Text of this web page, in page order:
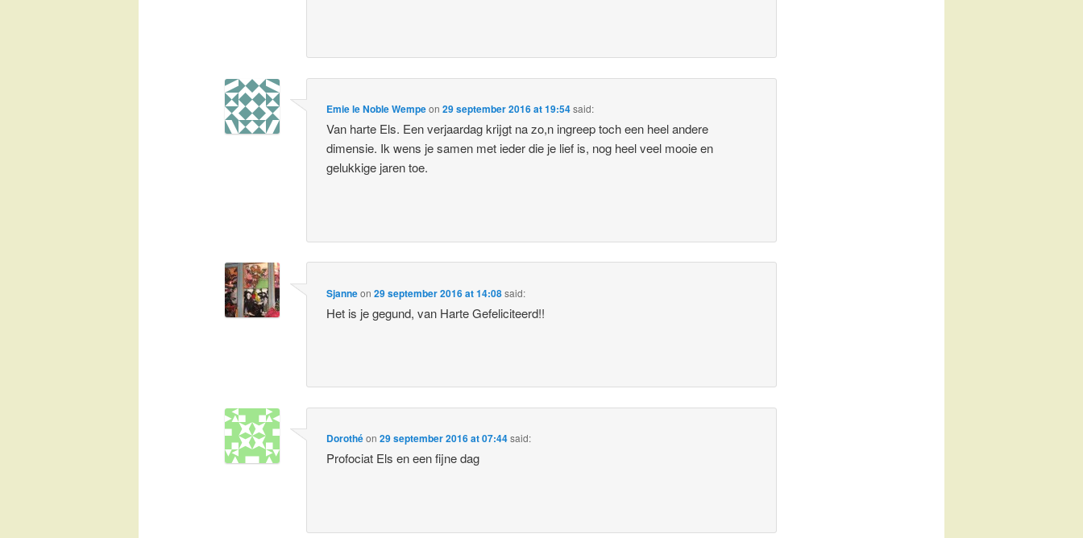
Emie le Noble Wempeon29 september 2016 at 19:54said:
Van harte Els. Een verjaardag krijgt na zo,n ingreep toch een heel andere
dimensie. Ik wens je samen met ieder die je lief is, nog heel veel mooie en
gelukkige jaren toe.
Sjanneon29 september 2016 at 14:08said:
Het is je gegund, van Harte Gefeliciteerd!!
Dorothéon29 september 2016 at 07:44said:
Profociat Els en een fijne dag